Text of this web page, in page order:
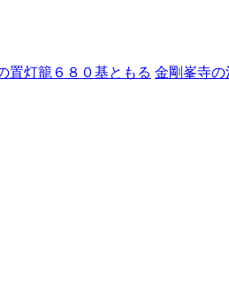
置灯籠６８０基ともる 金剛峯寺